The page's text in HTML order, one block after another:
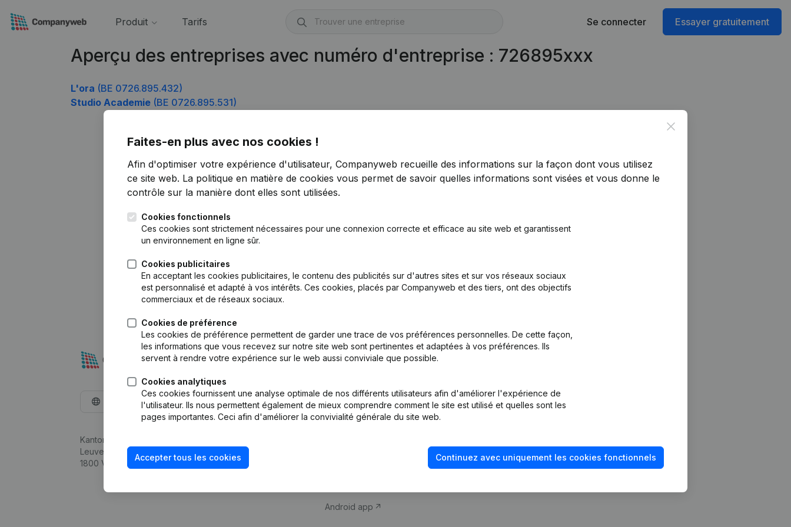
Produit Tarifs Se connecter Essayer gratuitement
Aperçu des entreprises avec numéro d'entreprise : 726895xxx
L'ora (BE 0726.895.432)
Studio Academie (BE 0726.895.531)
Close
Faites-en plus avec nos cookies !
Afin d'optimiser votre expérience d'utilisateur, Companyweb recueille des informations sur la façon dont vous utilisez
ce site web. La politique en matière de cookies vous permet de savoir quelles informations sont visées et vous donne le
contrôle sur la manière dont elles sont utilisées.
Cookies fonctionnels
Ces cookies sont strictement nécessaires pour une connexion correcte et efficace au site web et garantissent
un environnement en ligne sûr.
Cookies publicitaires
En acceptant les cookies publicitaires, le contenu des publicités sur d'autres sites et sur vos réseaux sociaux
est personnalisé et adapté à vos intérêts. Ces cookies, placés par Companyweb et des tiers, ont des objectifs
commerciaux et de réseaux sociaux.
Cookies de préférence
Les cookies de préférence permettent de garder une trace de vos préférences personnelles. De cette façon,
les informations que vous recevez sur notre site web sont pertinentes et adaptées à vos préférences. Ils
servent à rendre votre expérience sur le web aussi conviviale que possible.
Cookies analytiques
Ces cookies fournissent une analyse optimale de nos différents utilisateurs afin d'améliorer l'expérience de
l'utilisateur. Ils nous permettent également de mieux comprendre comment le site est utilisé et quelles sont les
pages importantes. Ceci afin d'améliorer la convivialité générale du site web.
Accepter tous les cookies Continuez avec uniquement les cookies fonctionnels
Français
Kantorenpark Everest
Leuvensesteenweg 248D,
1800 Vilvoorde
Produit
d’entreprise
Monitoring
Android app
fraude
Consulter des comptes annuels
Vérification de la solvabilité